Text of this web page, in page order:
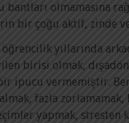
bantları olmamasına
bir çoğu aktif, zinde ve
yıllarında
birisi olmak,
ipucu vermemiştir.
fazla
yapmak, stresten